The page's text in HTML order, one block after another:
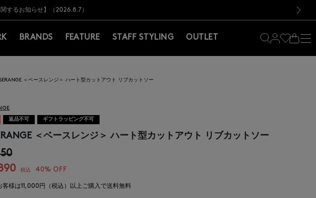
のお買上げで常時送料無料！お買い物の際は会員登録を！
せ】(2026.8.7)
するお知らせ】（2026.8.7）
知らせ】（2026.8.5）
物のお届けについて
・ご注意事項
のお買上げで常時送料無料！お買い物の際は会員登録を！
せ】(2026.8.7)
BRANDS FEATURE STAFF STYLING OUTLET
＜ベースレンジ＞ ハート型カットアウト リブカットソー
返品不可 ギフトラッピング不可
＜ベースレンジ＞ ハート型カットアウト リブカットソー
税込 40% OFF
客様は11,000円（税込）以上ご購入で送料無料